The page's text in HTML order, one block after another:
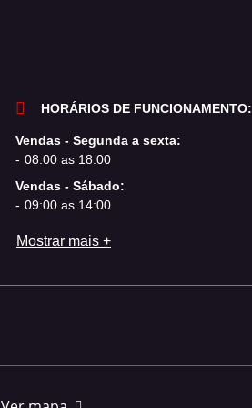
HORÁRIOS DE FUNCIONAMENTO:
Vendas - Segunda a sexta:
08:00 as 18:00
Vendas - Sábado:
09:00 as 14:00
Mostrar mais +